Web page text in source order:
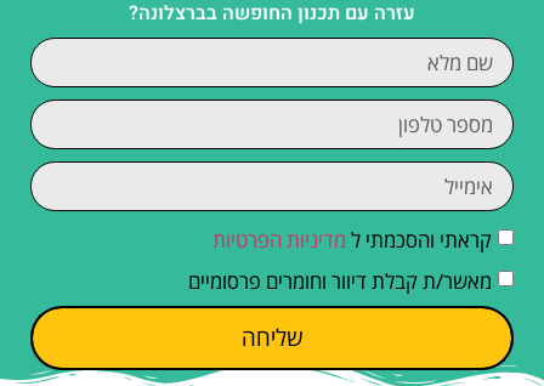
עזרה עם תכנון החופשה בברצלונה?
קראתי והסכמתי ל מדיניות הפרטיות
מאשר/ת קבלת דיוור וחומרים פרסומיים
שליחה